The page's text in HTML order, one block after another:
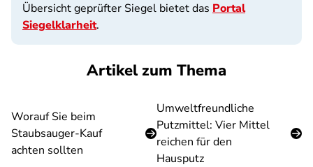
Übersicht geprüfter Siegel bietet das Portal
Siegelklarheit.
Artikel zum Thema
Worauf Sie beim
Staubsauger-Kauf
achten sollten
Umweltfreundliche
Putzmittel: Vier Mittel
reichen für den
Hausputz